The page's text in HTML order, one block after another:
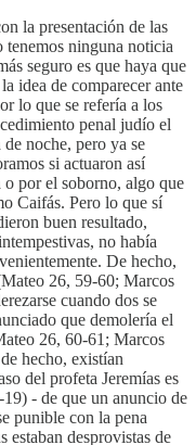
la presentación de las
ninguna noticia
seguro es que haya que
idea de comparecer ante
lo que se refería a los
penal judío el
noche, pero ya se
si actuaron así
por el soborno, algo que
Caifás. Pero lo que sí
buen resultado,
no había
De hecho,
26, 59-60; Marcos
cuando dos se
que demolería el
26, 60-61; Marcos
hecho, existían
del profeta Jeremías es
19) - de que un anuncio de
punible con la pena
estaban desprovistas de